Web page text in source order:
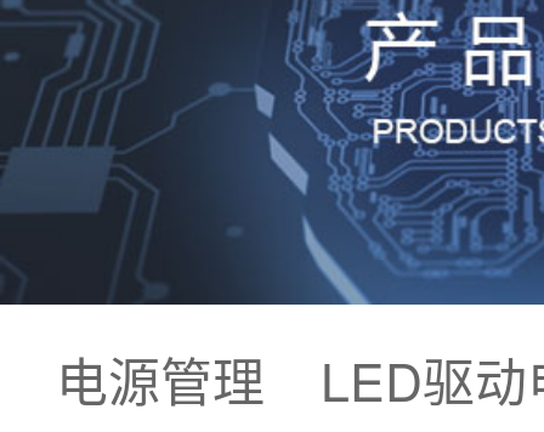
电源管理 LED驱